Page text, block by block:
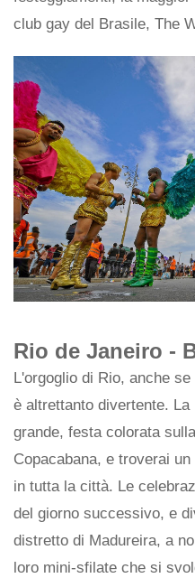
club gay del Brasile, The
Rio de Janeiro -
L'orgoglio di Rio, anche
è altrettanto divertente.
grande, festa colorata
Copacabana, e troverai
in tutta la città. Le
del giorno successivo, e
distretto di Madureira, a
loro mini-sfilate che si